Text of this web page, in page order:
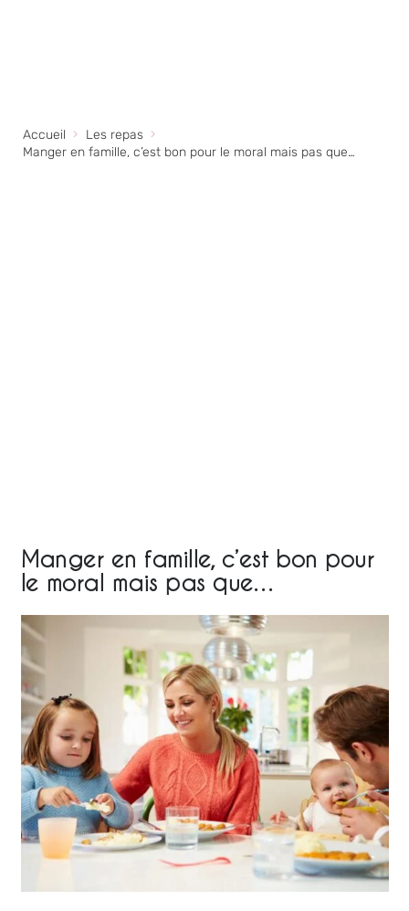
Accueil
Les repas
Manger en famille, c’est bon pour le moral mais pas que…
Manger en famille, c’est bon pour
le moral mais pas que…